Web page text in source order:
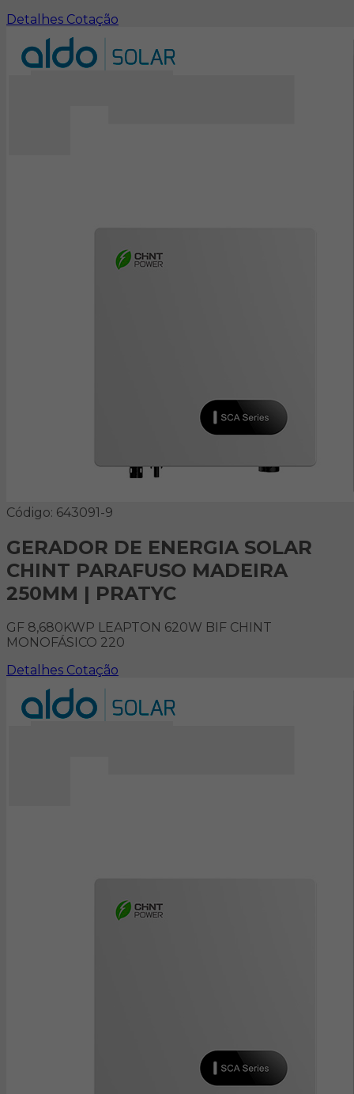
Detalhes Cotação
Código: 643091-9
GERADOR DE ENERGIA SOLAR
CHINT PARAFUSO MADEIRA
250MM | PRATYC
GF 8,680KWP LEAPTON 620W BIF CHINT
MONOFÁSICO 220
Detalhes Cotação